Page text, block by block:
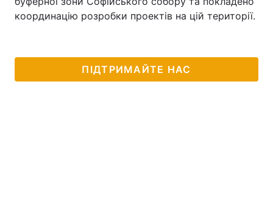
координацію розробки проектів на цій території.
ПІДТРИМАЙТЕ НАС